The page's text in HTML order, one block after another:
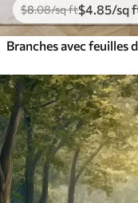
$8.08/sq ft$4 .85/sq